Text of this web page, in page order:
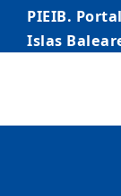
PIEIB.
Islas
INICIO